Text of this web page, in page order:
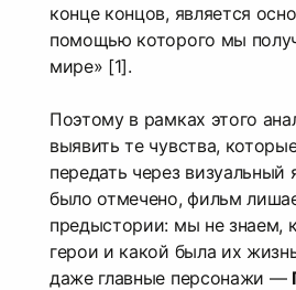
конце концов, является
помощью которого мы
мире» [1].
Поэтому в рамках этого
выявить те чувства,
передать через
было отмечено, фильм
предыстории: мы не знаем,
герои и какой была их
даже главные персонажи —